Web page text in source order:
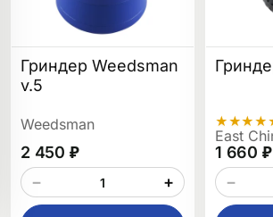
Гриндер Weedsman
v.5
Weedsman
2 450 ₽
−
+
★★★★
East
1 660 ₽
−